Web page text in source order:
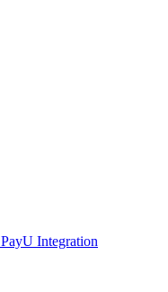
PayU Integration